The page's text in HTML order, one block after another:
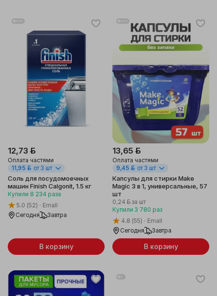
12,73 ƃ
Оплата частями
11,95 ƃ от 3 шт
Соль для посудомоечных
машин Finish Calgonit, 1.5 кг
Купили 8 234 раза
5.0 (52)
Emall
Сегодня
Завтра
В корзину
13,65 ƃ
Оплата частями
9,45 ƃ от 3 шт
Капсулы для стирки Make
Magic 3 в 1, универсальные, 57
шт
0,24 ƃ за шт
Купили 3 780 раз
4.8 (55)
Emall
Сегодня
Завтра
В корзину